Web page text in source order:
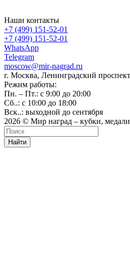
Наши контакты
+7 (499) 151-52-01
+7 (499) 151-52-01
WhatsApp
Telegram
moscow@mir-nagrad.ru
г. Москва, Ленинградский
Режим работы:
Пн. – Пт.: с 9:00 до 20:00
Сб..: с 10:00 до 18:00
Вск..: выходной до сентября
2026 © Мир наград – кубки,
Найти